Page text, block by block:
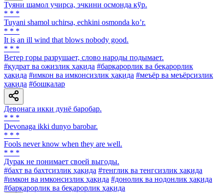
Туяни шамол учирса, эчкини осмонда кўр.
* * *
Tuyani shamol uchirsa, echkini osmonda koʼr.
* * *
It is an ill wind that blows nobody good.
* * *
Ветер горы разрушает, слово народы подымает.
#қудрат ва ожизлик ҳақида #барқарорлик ва беқарорлик
ҳақида #имкон ва имконсизлик ҳақида #меъёр ва меъёрсизлик
ҳақида #бошқалар
Девонага икки дунё баробар.
* * *
Devonaga ikki dunyo barobar.
* * *
Fools never know when they are well.
* * *
Дурак не понимает своей выгоды.
#бахт ва бахтсизлик ҳақида #тенглик ва тенгсизлик ҳақида
#имкон ва имконсизлик ҳақида #донолик ва нодонлик ҳақида
#барқарорлик ва беқарорлик ҳақида